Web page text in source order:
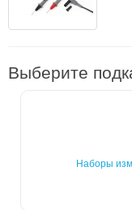
Выберите
Наборы